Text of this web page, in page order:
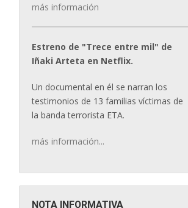
más información
Estreno de "Trece entre mil" de
Iñaki Arteta en Netflix.
Un documental en él se narran los
testimonios de 13 familias víctimas de
la banda terrorista ETA.
más información...
NOTA INFORMATIVA